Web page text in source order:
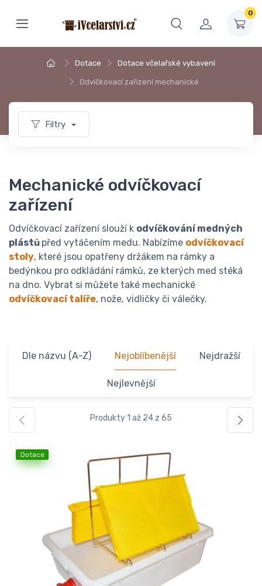
0
Dotace Dotace včelařské vybavení
Odvíčkovací zařízení mechanické
Filtry
Mechanické odvíčkovací
zařízení
Odvíčkovací zařízení slouží k odvíčkování medných
plástů před vytáčením medu. Nabízíme odvíčkovací
stoly, které jsou opatřeny držákem na rámky a
bedýnkou pro odkládání rámků, ze kterých med stéká
na dno. Vybrat si můžete také mechanické
odvíčkovací talíře, nože, vidličky či válečky.
Dle názvu (A-Z) Nejoblíbenější Nejdražší
Nejlevnější
Produkty 1 až 24 z 65
Dotace